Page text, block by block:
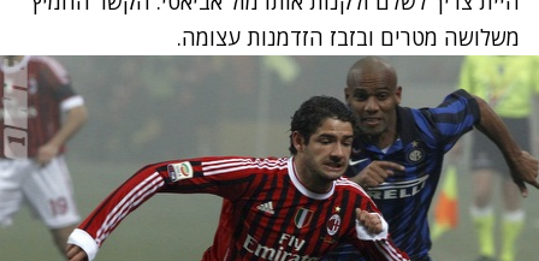
משלושה מטרים ובזבז הזדמנות עצומה.